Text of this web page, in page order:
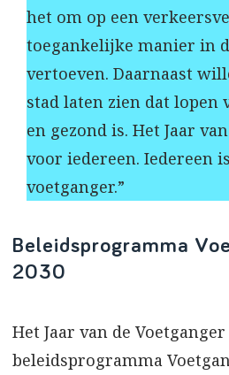
het om op een
toegankelijke manier in
vertoeven. Daarnaast
stad laten zien dat lopen
en gezond is. Het Jaar
voor iedereen. Iedereen
voetganger.”
Beleidsprogramma
2030
Het Jaar van de
beleidsprogramma